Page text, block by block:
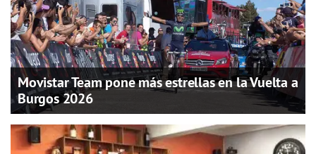
Movistar Team pone más estrellas en la Vuelta a
Burgos 2026